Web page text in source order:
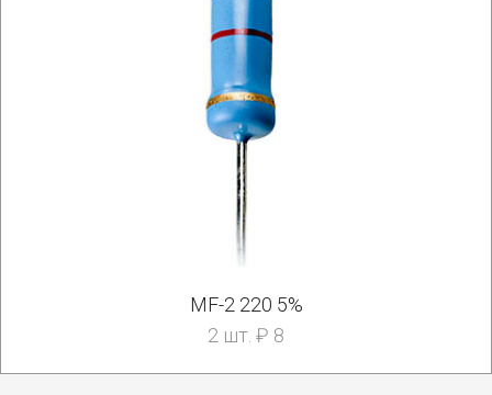
MF-2 220 5%
2 шт. ₽ 8